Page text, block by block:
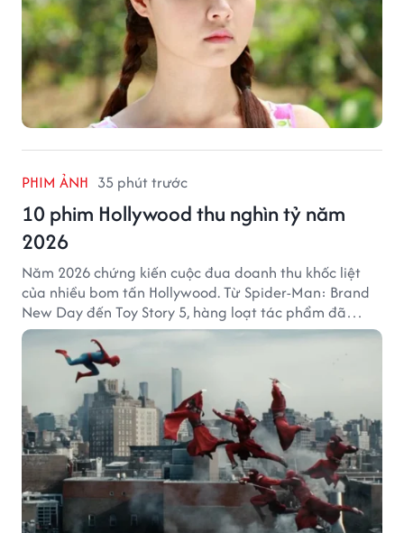
PHIM ẢNH 35 phút trước
10 phim Hollywood thu nghìn tỷ năm
2026
Năm 2026 chứng kiến cuộc đua doanh thu khốc liệt
của nhiều bom tấn Hollywood. Từ Spider-Man: Brand
New Day đến Toy Story 5, hàng loạt tác phẩm đã
mang về hàng chục nghìn tỷ đồng và tạo nên những
cột mốc đáng nhớ tại phòng vé toàn cầu.